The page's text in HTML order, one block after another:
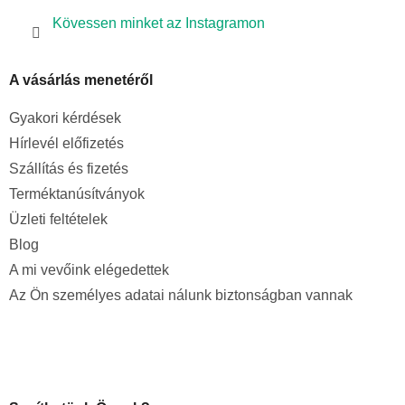
Kövessen minket az Instagramon
A vásárlás menetéről
Gyakori kérdések
Hírlevél előfizetés
Szállítás és fizetés
Terméktanúsítványok
Üzleti feltételek
Blog
A mi vevőink elégedettek
Az Ön személyes adatai nálunk biztonságban vannak